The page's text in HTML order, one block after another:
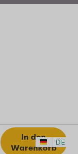
In den
Warenkorb
DE